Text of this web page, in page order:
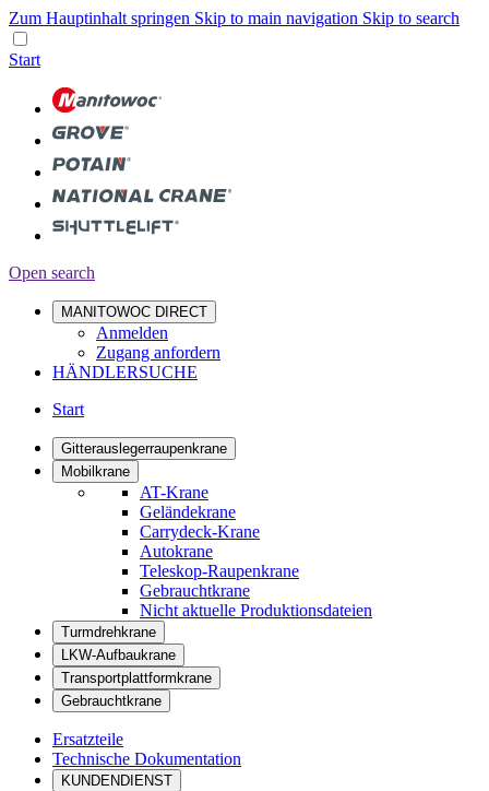
Zum Hauptinhalt springen Skip to main navigation Skip to search
Start
Open search
MANITOWOC DIRECT
Anmelden
Zugang anfordern
HÄNDLERSUCHE
Start
Gitterauslegerraupenkrane
Mobilkrane
AT-Krane
Geländekrane
Carrydeck-Krane
Autokrane
Teleskop-Raupenkrane
Gebrauchtkrane
Nicht aktuelle Produktionsdateien
Turmdrehkrane
LKW-Aufbaukrane
Transportplattformkrane
Gebrauchtkrane
Ersatzteile
Technische Dokumentation
KUNDENDIENST